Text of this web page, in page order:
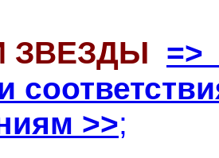
ЗВЕЗДЫ =>
>>;